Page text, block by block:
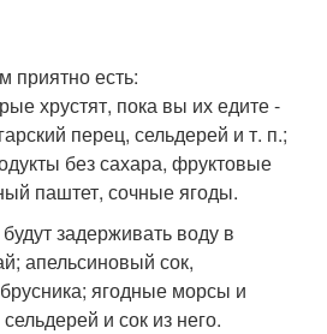
приятно есть:
хрустят, пока вы их едите -
перец, сельдерей и т. п.;
без сахара, фруктовые
паштет, сочные ягоды.
задерживать воду в
апельсиновый сок,
ягодные морсы и
и сок из него.